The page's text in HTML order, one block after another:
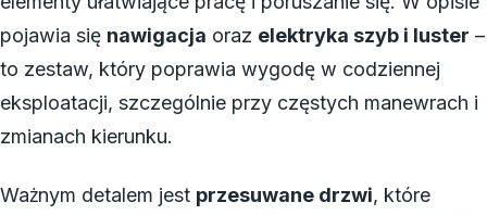
pojawia się nawigacja oraz elektryka szyb i luster –
to zestaw, który poprawia wygodę w codziennej
eksploatacji, szczególnie przy częstych manewrach i
zmianach kierunku.
Ważnym detalem jest przesuwane drzwi, które